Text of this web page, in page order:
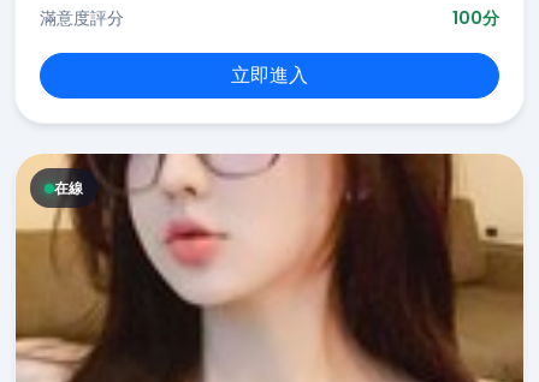
滿意度評分
100分
立即進入
在線